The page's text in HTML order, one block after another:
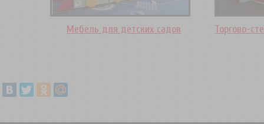
Мебель для детских садов Торгово-